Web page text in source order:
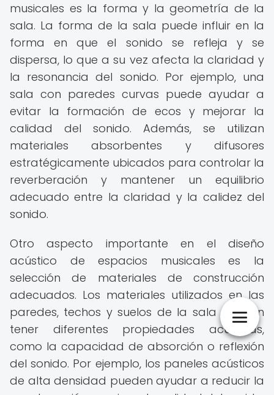
musicales es la forma y la geometría de la
sala. La forma de la sala puede influir en la
forma en que el sonido se refleja y se
dispersa, lo que a su vez afecta la claridad y
la resonancia del sonido. Por ejemplo, una
sala con paredes curvas puede ayudar a
evitar la formación de ecos y mejorar la
calidad del sonido. Además, se utilizan
materiales absorbentes y difusores
estratégicamente ubicados para controlar la
reverberación y mantener un equilibrio
adecuado entre la claridad y la calidez del
sonido.
Otro aspecto importante en el diseño
acústico de espacios musicales es la
selección de materiales de construcción
adecuados. Los materiales utilizados en las
paredes, techos y suelos de la sala pueden
tener diferentes propiedades acústicas,
como la capacidad de absorción o reflexión
del sonido. Por ejemplo, los paneles acústicos
de alta densidad pueden ayudar a reducir la